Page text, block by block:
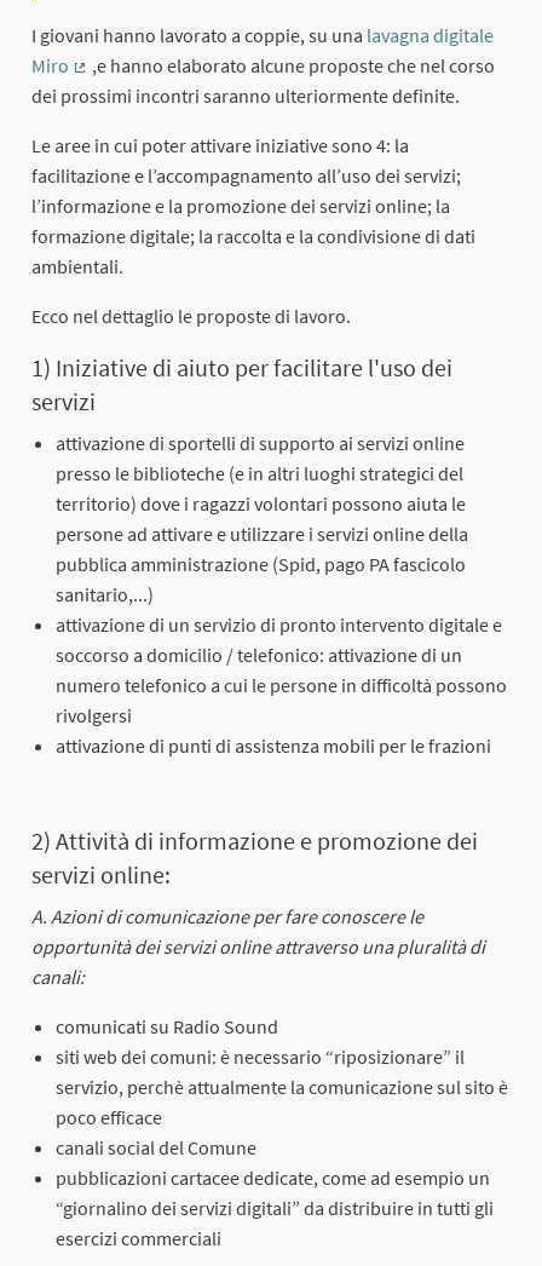
I giovani hanno lavorato a coppie, su una lavagna digitale
Miro
(Collegamento esterno)
,e hanno elaborato alcune proposte che nel corso
dei prossimi incontri saranno ulteriormente definite.
Le aree in cui poter attivare iniziative sono 4: la
facilitazione e l’accompagnamento all’uso dei servizi;
l’informazione e la promozione dei servizi online; la
formazione digitale; la raccolta e la condivisione di dati
ambientali.
Ecco nel dettaglio le proposte di lavoro.
1) Iniziative di aiuto per facilitare l'uso dei
servizi
attivazione di sportelli di supporto ai servizi online
presso le biblioteche (e in altri luoghi strategici del
territorio) dove i ragazzi volontari possono aiuta le
persone ad attivare e utilizzare i servizi online della
pubblica amministrazione (Spid, pago PA fascicolo
sanitario,...)
attivazione di un servizio di pronto intervento digitale e
soccorso a domicilio / telefonico: attivazione di un
numero telefonico a cui le persone in difficoltà possono
rivolgersi
attivazione di punti di assistenza mobili per le frazioni
2) Attività di informazione e promozione dei
servizi online:
A. Azioni di comunicazione per fare conoscere le
opportunità dei servizi online attraverso una pluralità di
canali:
comunicati su Radio Sound
siti web dei comuni: è necessario “riposizionare” il
servizio, perchè attualmente la comunicazione sul sito è
poco efficace
canali social del Comune
pubblicazioni cartacee dedicate, come ad esempio un
“giornalino dei servizi digitali” da distribuire in tutti gli
esercizi commerciali